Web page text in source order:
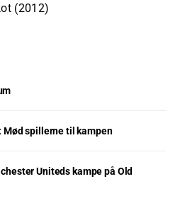
(2012)
Mød spillerne til kampen
Uniteds kampe på Old